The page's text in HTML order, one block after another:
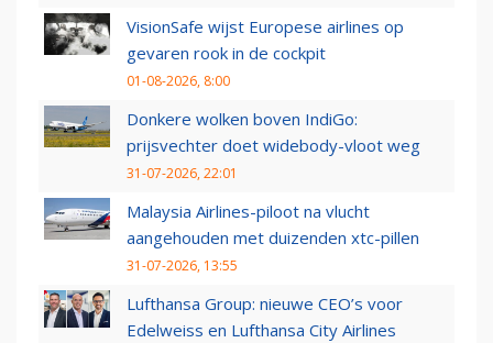
VisionSafe wijst Europese airlines op
gevaren rook in de cockpit
01-08-2026, 8:00
Donkere wolken boven IndiGo:
prijsvechter doet widebody-vloot weg
31-07-2026, 22:01
Malaysia Airlines-piloot na vlucht
aangehouden met duizenden xtc-pillen
31-07-2026, 13:55
Lufthansa Group: nieuwe CEO’s voor
Edelweiss en Lufthansa City Airlines